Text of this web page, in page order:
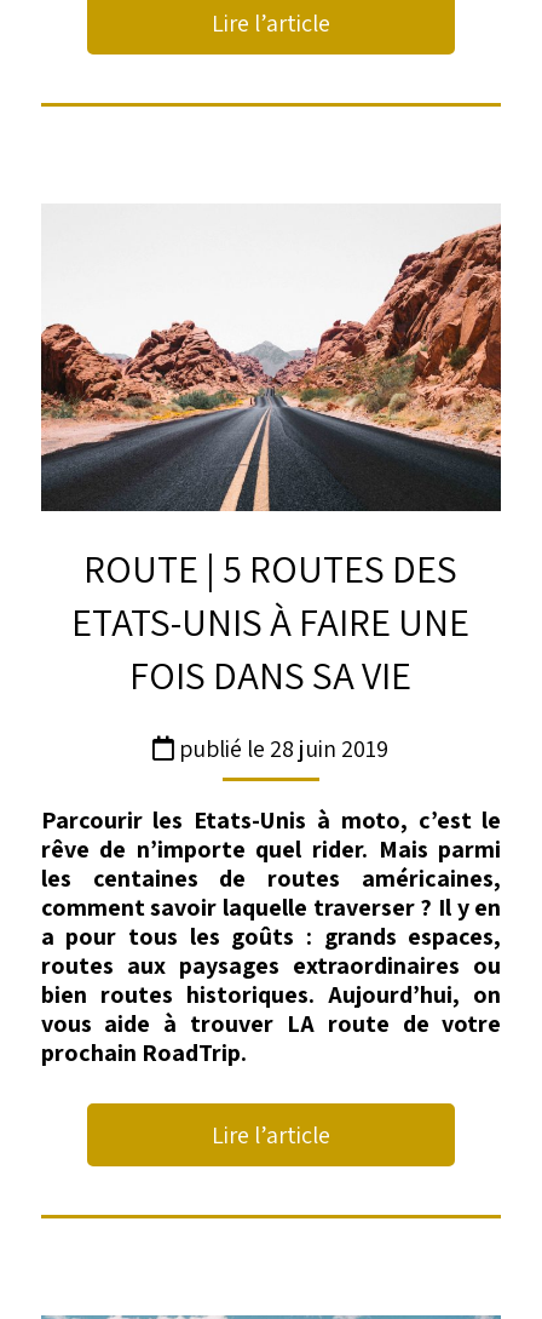
Lire l’article
ROUTE | 5 ROUTES DES
ETATS-UNIS À FAIRE UNE
FOIS DANS SA VIE
publié le 28 juin 2019
Parcourir les Etats-Unis à moto, c’est le
rêve de n’importe quel rider. Mais parmi
les centaines de routes américaines,
comment savoir laquelle traverser ? Il y en
a pour tous les goûts : grands espaces,
routes aux paysages extraordinaires ou
bien routes historiques. Aujourd’hui, on
vous aide à trouver LA route de votre
prochain RoadTrip.
Lire l’article